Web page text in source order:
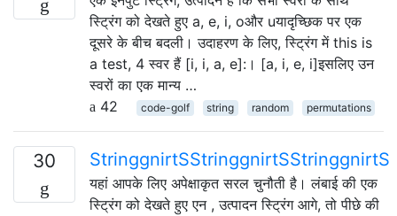
स्ट्रिंग को देखते हुए a, e, i, oऔर uयादृच्छिक पर एक
दूसरे के बीच बदली। उदाहरण के लिए, स्ट्रिंग में this is
a test, 4 स्वर हैं [i, i, a, e]:। [a, i, e, i]इसलिए उन
स्वरों का एक मान्य …
42
code-golf string random permutations
30 StringgnirtSStringgnirtSStringgnirtS
यहां आपके लिए अपेक्षाकृत सरल चुनौती है। लंबाई की एक
स्ट्रिंग को देखते हुए एन , उत्पादन स्ट्रिंग आगे, तो पीछे की